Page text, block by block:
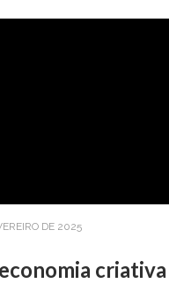
DE 2025
criativa